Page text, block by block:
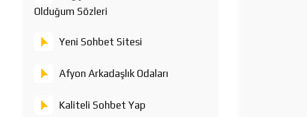
Olduğum Sözleri
Yeni Sohbet Sitesi
Afyon Arkadaşlık Odaları
Kaliteli Sohbet Yap